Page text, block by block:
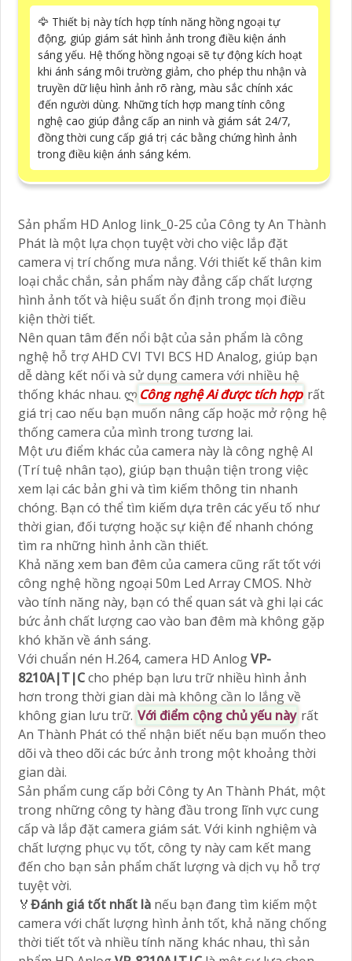
🦅 Thiết bị này tích hợp tính năng hồng ngoại tự
động, giúp giám sát hình ảnh trong điều kiện ánh
sáng yếu. Hệ thống hồng ngoại sẽ tự động kích hoạt
khi ánh sáng môi trường giảm, cho phép thu nhận và
truyền dữ liệu hình ảnh rõ ràng, màu sắc chính xác
đến người dùng. Những tích hợp mang tính công
nghệ cao giúp đẳng cấp an ninh và giám sát 24/7,
đồng thời cung cấp giá trị các bằng chứng hình ảnh
trong điều kiện ánh sáng kém.
Sản phẩm HD Anlog link_0-25 của Công ty An Thành
Phát là một lựa chọn tuyệt vời cho việc lắp đặt
camera vị trí chống mưa nắng. Với thiết kế thân kim
loại chắc chắn, sản phẩm này đẳng cấp chất lượng
hình ảnh tốt và hiệu suất ổn định trong mọi điều
kiện thời tiết.
Nên quan tâm đến nổi bật của sản phẩm là công
nghệ hỗ trợ AHD CVI TVI BCS HD Analog, giúp bạn
dễ dàng kết nối và sử dụng camera với nhiều hệ
thống khác nhau. ლ Công nghệ Ai được tích hợp rất
giá trị cao nếu bạn muốn nâng cấp hoặc mở rộng hệ
thống camera của mình trong tương lai.
Một ưu điểm khác của camera này là công nghệ AI
(Trí tuệ nhân tạo), giúp bạn thuận tiện trong việc
xem lại các bản ghi và tìm kiếm thông tin nhanh
chóng. Bạn có thể tìm kiếm dựa trên các yếu tố như
thời gian, đối tượng hoặc sự kiện để nhanh chóng
tìm ra những hình ảnh cần thiết.
Khả năng xem ban đêm của camera cũng rất tốt với
công nghệ hồng ngoại 50m Led Array CMOS. Nhờ
vào tính năng này, bạn có thể quan sát và ghi lại các
bức ảnh chất lượng cao vào ban đêm mà không gặp
khó khăn về ánh sáng.
Với chuẩn nén H.264, camera HD AnlogVP-
8210A|T|Ccho phép bạn lưu trữ nhiều hình ảnh
hơn trong thời gian dài mà không cần lo lắng về
không gian lưu trữ. Với điểm cộng chủ yếu này rất
An Thành Phát có thể nhận biết nếu bạn muốn theo
dõi và theo dõi các bức ảnh trong một khoảng thời
gian dài.
Sản phẩm cung cấp bởi Công ty An Thành Phát, một
trong những công ty hàng đầu trong lĩnh vực cung
cấp và lắp đặt camera giám sát. Với kinh nghiệm và
chất lượng phục vụ tốt, công ty này cam kết mang
đến cho bạn sản phẩm chất lượng và dịch vụ hỗ trợ
tuyệt vời.
️🏅️Đánh giá tốt nhất là nếu bạn đang tìm kiếm một
camera với chất lượng hình ảnh tốt, khả năng chống
thời tiết tốt và nhiều tính năng khác nhau, thì sản